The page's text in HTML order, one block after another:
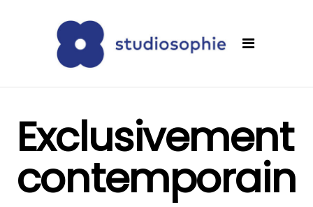
Exclusivement
contemporain